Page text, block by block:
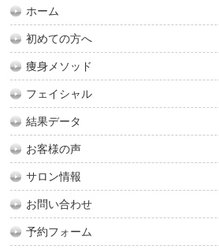
ホーム
初めての方へ
痩身メソッド
フェイシャル
結果データ
お客様の声
サロン情報
お問い合わせ
予約フォーム